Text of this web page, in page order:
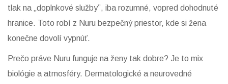
tlak na „doplnkové služby”, iba rozumné, vopred dohodnuté
hranice. Toto robí z Nuru bezpečný priestor, kde si žena
konečne dovolí vypnúť.
Prečo práve Nuru funguje na ženy tak dobre? Je to mix
biológie a atmosféry. Dermatologické a neurovedné